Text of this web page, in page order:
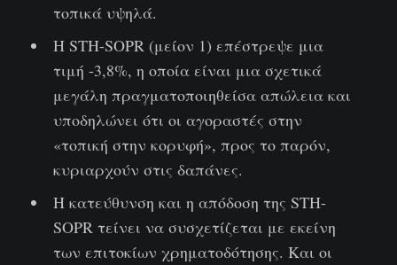
τοπικά υψηλά.
Η STH-SOPR (μείον 1) επέστρεψε μια
τιμή -3,8%, η οποία είναι μια σχετικά
μεγάλη πραγματοποιηθείσα απώλεια και
υποδηλώνει ότι οι αγοραστές στην
«τοπική στην κορυφή», προς το παρόν,
κυριαρχούν στις δαπάνες.
Η κατεύθυνση και η απόδοση της STH-
SOPR τείνει να συσχετίζεται με εκείνη
των επιτοκίων χρηματοδότησης. Και οι